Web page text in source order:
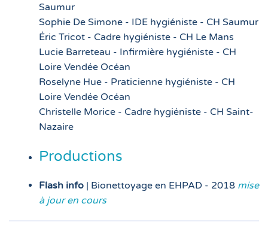
Saumur
Sophie De Simone - IDE hygiéniste - CH Saumur
Éric Tricot - Cadre hygiéniste - CH Le Mans
Lucie Barreteau - Infirmière hygiéniste - CH
Loire Vendée Océan
Roselyne Hue - Praticienne hygiéniste - CH
Loire Vendée Océan
Christelle Morice - Cadre hygiéniste - CH Saint-
Nazaire
Productions
Flash info | Bionettoyage en EHPAD - 2018 mise
à jour en cours